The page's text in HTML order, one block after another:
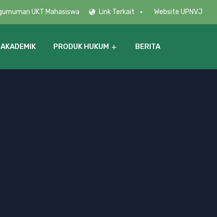
UKT Mahasiswa Link Terkait Website UPNVJ
PRODUK HUKUM BERITA